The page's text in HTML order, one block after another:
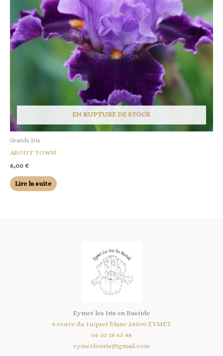
EN RUPTURE DE STOCK
Grands Iris
ABOUT TOWN
6,00 €
Lire la suite
Eymet les Iris en Bastide
9 route du tuquet blanc 24500 EYMET
06 10 18 65 48
eymetlesiris@gmail.com